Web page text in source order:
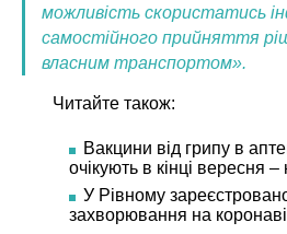
можливість скористатись
самостійного прийняття
власним транспортом».
Читайте також:
Вакцини від грипу в
очікують в кінці вересня
У Рівному
захворювання на